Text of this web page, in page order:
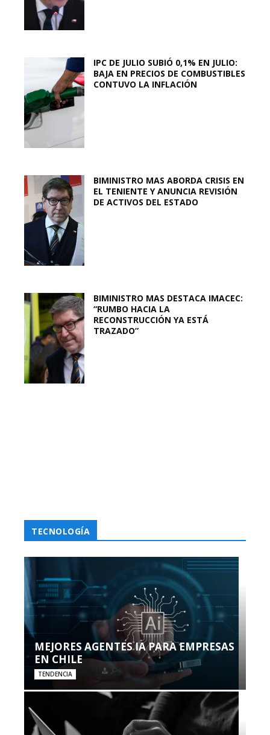
IPC DE JULIO SUBIÓ 0,1% EN JULIO:
BAJA EN PRECIOS DE COMBUSTIBLES
CONTUVO LA INFLACIÓN
BIMINISTRO MAS ABORDA CRISIS EN
EL TENIENTE Y ANUNCIA REVISIÓN
DE ACTIVOS DEL ESTADO
BIMINISTRO MAS DESTACA IMACEC:
“RUMBO HACIA LA
RECONSTRUCCIÓN YA ESTÁ
TRAZADO”
TECNOLOGÍA
MEJORES AGENTES IA PARA EMPRESAS
EN CHILE
TENDENCIA